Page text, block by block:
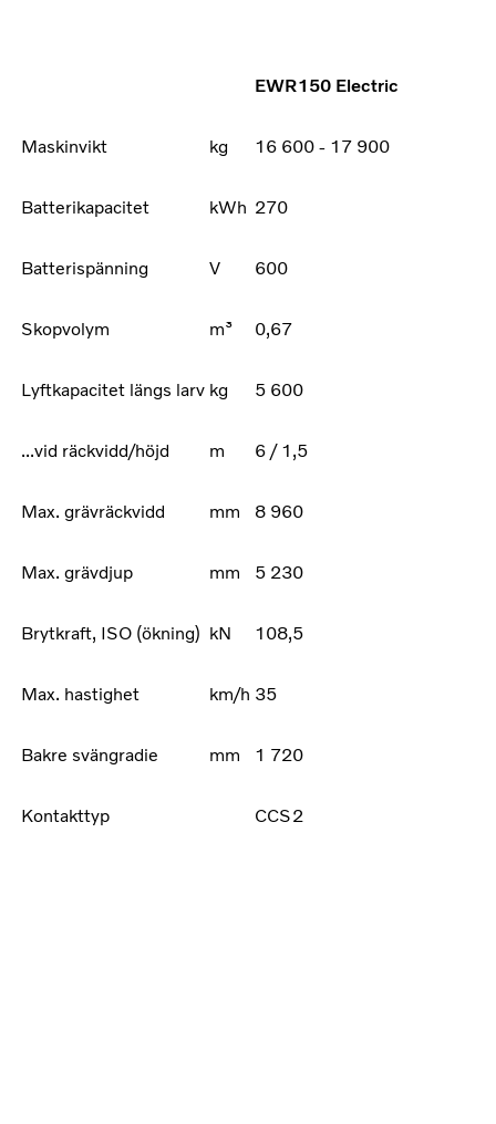
EWR150 Electric
Maskinvikt kg 16 600 - 17 900
Batterikapacitet kWh 270
Batterispänning V 600
Skopvolym m³ 0,67
Lyftkapacitet längs larv kg 5 600
...vid räckvidd/höjd m 6 / 1,5
Max. grävräckvidd mm 8 960
Max. grävdjup mm 5 230
Brytkraft, ISO (ökning) kN 108,5
Max. hastighet km/h 35
Bakre svängradie mm 1 720
Kontakttyp CCS2